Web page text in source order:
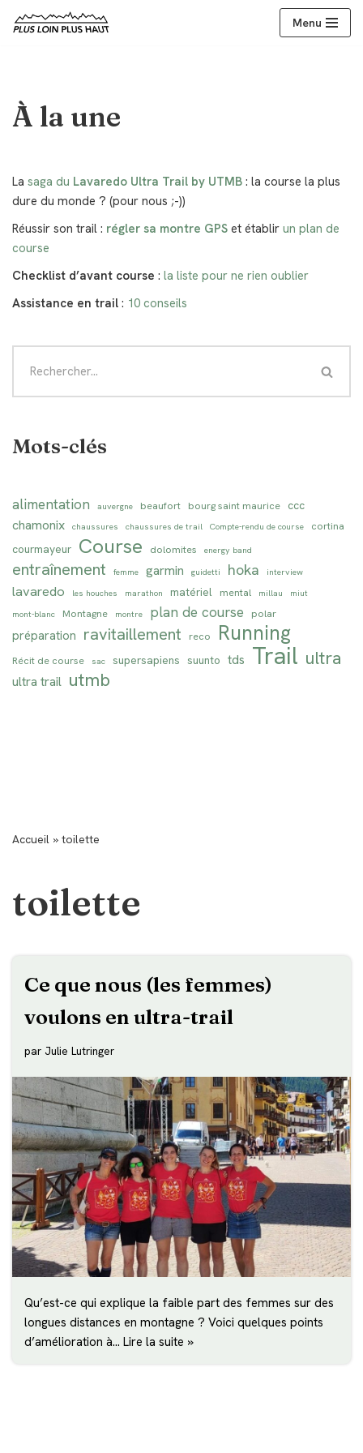
Menu
À la une
La saga du Lavaredo Ultra Trail by UTMB : la course la plus
dure du monde ? (pour nous ;-))
Réussir son trail : régler sa montre GPS et établir un plan de
course
Checklist d’avant course : la liste pour ne rien oublier
Assistance en trail : 10 conseils
Mots-clés
alimentation auvergne beaufort bourg saint maurice ccc
chamonix chaussures chaussures de trail Compte-rendu de course cortina
courmayeur Course dolomites energy band
entraînement femme garmin guidetti hoka interview
lavaredo les houches marathon matériel mental millau
miut
mont-blanc
Montagne montre plan de course polar
préparation ravitaillement reco Running
Récit de course sac supersapiens suunto tds Trail ultra
ultra trail utmb
Accueil » toilette
toilette
Ce que nous (les femmes)
voulons en ultra-trail
par Julie Lutringer
Qu’est-ce qui explique la faible part des femmes sur des
longues distances en montagne ? Voici quelques points
d’amélioration à… Lire la suite »